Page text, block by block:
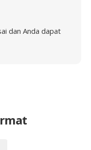
dan Anda dapat